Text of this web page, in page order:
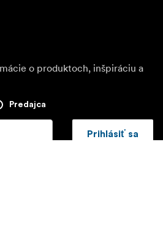
o produktoch, inšpiráciu a
Predajca
Prihlásiť sa